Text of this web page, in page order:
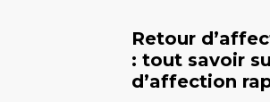
Retour
: tout savoir
d’affection